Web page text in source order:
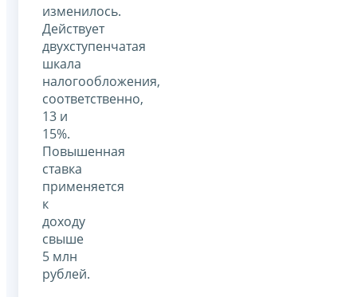
изменилось.
Действует
двухступенчатая
шкала
налогообложения,
соответственно,
13 и
15%.
Повышенная
ставка
применяется
к
доходу
свыше
5 млн
рублей.